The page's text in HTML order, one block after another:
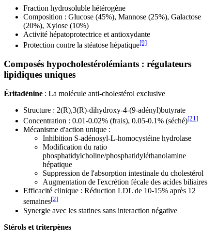
Fraction hydrosoluble hétérogène
Composition : Glucose (45%), Mannose (25%), Galactose
(20%), Xylose (10%)
Activité hépatoprotectrice et antioxydante
Protection contre la stéatose hépatique[9]
Composés hypocholestérolémiants : régulateurs
lipidiques uniques
Éritadénine : La molécule anti-cholestérol exclusive
Structure : 2(R),3(R)-dihydroxy-4-(9-adényl)butyrate
Concentration : 0.01-0.02% (frais), 0.05-0.1% (séché)[21]
Mécanisme d'action unique :
Inhibition S-adénosyl-L-homocystéine hydrolase
Modification du ratio
phosphatidylcholine/phosphatidyléthanolamine
hépatique
Suppression de l'absorption intestinale du cholestérol
Augmentation de l'excrétion fécale des acides biliaires
Efficacité clinique : Réduction LDL de 10-15% après 12
semaines[2]
Synergie avec les statines sans interaction négative
Stérols et triterpènes